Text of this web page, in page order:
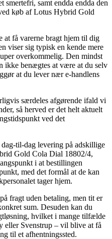
smertefri, samt endda endda den
køb af Lotus Hybrid Gold
at få varerne bragt hjem til dig
viser sig typisk en kende mere
overkommelig. Den mindst
ikke benægtes at være at du selv
at du lever nær e-handlens
særdeles afgørende ifald vi
så herved er det helt aktuelt
ved det
til-dag levering på adskillige
Gold Cola Dial 18802/4,
i at bestillingen
med det formål at de kan
tager hjem.
fragt uden betaling, men tit er
sum. Desuden kan du
hvilket i mange tilfælde
eller Svenstrup – vil blive at få
til et afhentningssted.